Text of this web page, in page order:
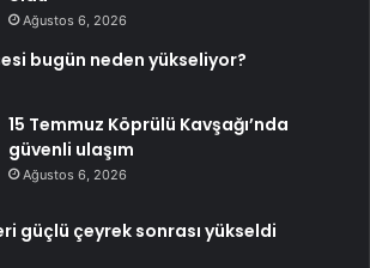
Ağustos 6, 2026
bugün neden yükseliyor?
15 Temmuz Köprülü Kavşağı’nda
güvenli ulaşım
Ağustos 6, 2026
güçlü çeyrek sonrası yükseldi